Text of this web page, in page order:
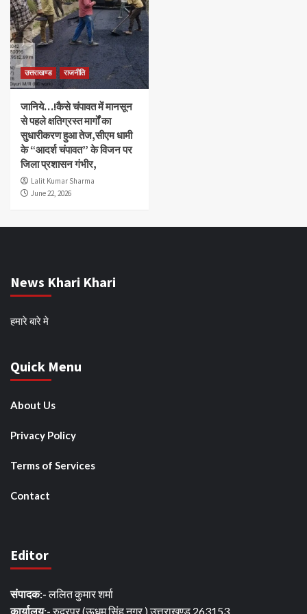
उत्तराखण्ड राजनीति
जानिये…!कैसे चंपावत में मानसून
से पहले क्षतिग्रस्त मार्गों का
सुधारीकरण हुआ तेज,सीएम धामी
के “आदर्श चंपावत” के विजन पर
जिला प्रशासन गंभीर,
Lalit Kumar Sharma
June 22, 2026
News Khari Khari
हमारे बारे मे
Quick Menu
About Us
Privacy Policy
Terms of Services
Contact
Editor
संपादक:-ललित कुमार शर्मा
कार्यालय:-रुद्रपुर (ऊधम सिंह नगर ) उत्तराखण्ड 263153